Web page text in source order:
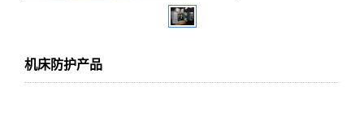
机床防护产品